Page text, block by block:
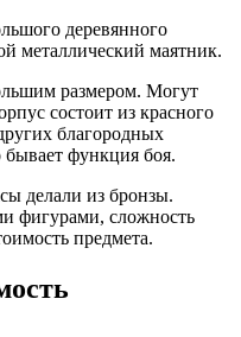
деревянного
металлический маятник.
размером. Могут
состоит из красного
благородных
функция боя.
делали из бронзы.
фигурами, сложность
предмета.